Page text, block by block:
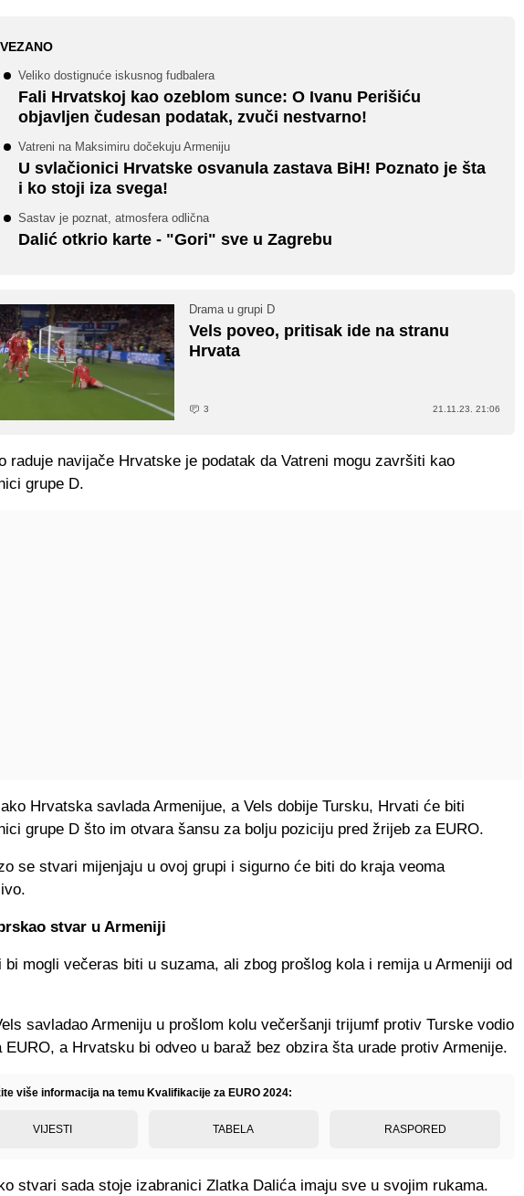
Veliko dostignuće iskusnog fudbalera
Fali Hrvatskoj kao ozeblom sunce: O Ivanu Perišiću
objavljen čudesan podatak, zvuči nestvarno!
Vatreni na Maksimiru dočekuju Armeniju
U svlačionici Hrvatske osvanula zastava BiH! Poznato je šta
i ko stoji iza svega!
Sastav je poznat, atmosfera odlična
Dalić otkrio karte - "Gori" sve u Zagrebu
Drama u grupi D
Vels poveo, pritisak ide na stranu
Hrvata
3 21.11.23. 21:06
raduje navijače Hrvatske je podatak da Vatreni mogu završiti kao
grupe D.
Hrvatska savlada Armenijue, a Vels dobije Tursku, Hrvati će biti
grupe D što im otvara šansu za bolju poziciju pred žrijeb za EURO.
se stvari mijenjaju u ovoj grupi i sigurno će biti do kraja veoma
stvar u Armeniji
bi mogli večeras biti u suzama, ali zbog prošlog kola i remija u Armeniji od
savladao Armeniju u prošlom kolu večeršanji trijumf protiv Turske vodio
EURO, a Hrvatsku bi odveo u baraž bez obzira šta urade protiv Armenije.
više informacija na temu Kvalifikacije za EURO 2024:
VIJESTI TABELA RASPORED
stvari sada stoje izabranici Zlatka Dalića imaju sve u svojim rukama.